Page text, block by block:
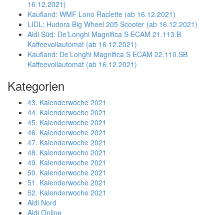
16.12.2021)
Kaufland: WMF Lono Raclette (ab 16.12.2021)
LIDL: Hudora Big Wheel 205 Scooter (ab 16.12.2021)
Aldi Süd: De’Longhi Magnifica S ECAM 21.113.B
Kaffeevollautomat (ab 16.12.2021)
Kaufland: De’Longhi Magnifica S ECAM 22.110.SB
Kaffeevollautomat (ab 16.12.2021)
Kategorien
43. Kalenderwoche 2021
44. Kalenderwoche 2021
45. Kalenderwoche 2021
46. Kalenderwoche 2021
47. Kalenderwoche 2021
48. Kalenderwoche 2021
49. Kalenderwoche 2021
50. Kalenderwoche 2021
51. Kalenderwoche 2021
52. Kalenderwoche 2021
Aldi Nord
Aldi Online